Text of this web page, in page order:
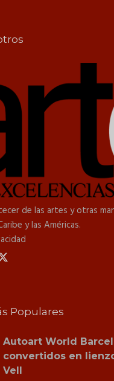
de las artes y otras
y las Américas.
Populares
Autoart World
convertidos en
Vell